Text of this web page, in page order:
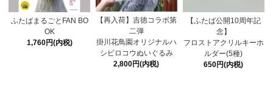
ふたばまるごとFAN BO
OK
1,760円(内税)
【再入荷】吉徳コラボ第
二弾
掛川花鳥園オリジナルハ
シビロコウぬいぐるみ
2,800円(内税)
【ふたば公開10周年記
念】
フロストアクリルキーホ
ルダー(5種)
650円(内税)